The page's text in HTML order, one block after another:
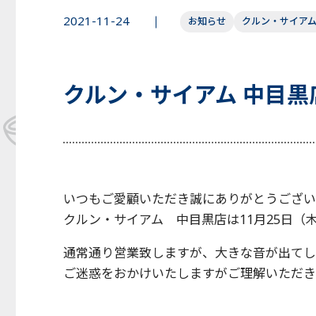
2021-11-24 お知らせ クルン・サイアム
クルン・サイアム 中目
いつもご愛顧いただき誠にありがとうござい
クルン・サイアム 中目黒店は11月25日（
通常通り営業致しますが、大きな音が出て
ご迷惑をおかけいたしますがご理解いただ